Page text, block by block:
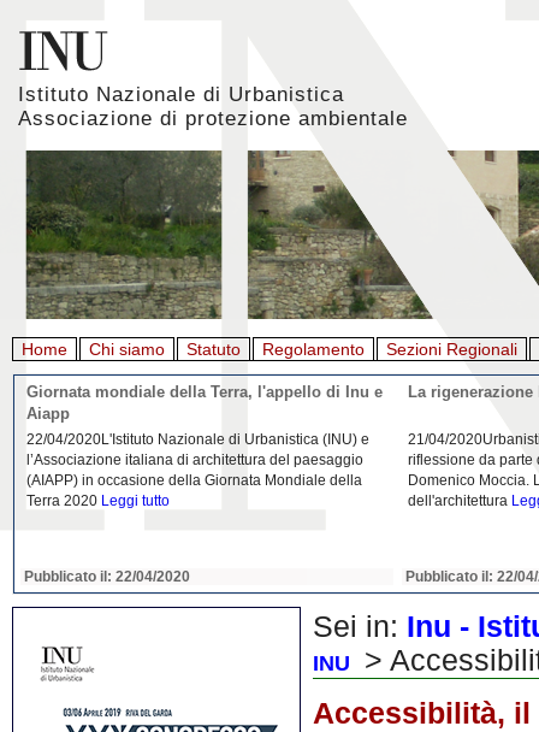
Istituto Nazionale di Urbanistica
Associazione di protezione ambientale
Home Chi siamo Statuto Regolamento Sezioni Regionali
Giornata mondiale della Terra, l'appello di Inu e
Aiapp
22/04/2020L'Istituto Nazionale di Urbanistica (INU) e
l’Associazione italiana di architettura del paesaggio
(AIAPP) in occasione della Giornata Mondiale della
Terra 2020 Leggi tutto
Pubblicato il: 22/04/2020
La
21/04/
riflessione da parte
Domenico Moccia.
dell'architettura
Pubblicato il: 22/
Sei in: Inu -
INU
>
Accessibilità, il